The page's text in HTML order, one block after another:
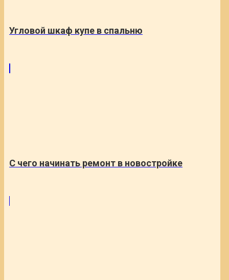
Угловой шкаф купе в спальню
С чего начинать ремонт в новостройке